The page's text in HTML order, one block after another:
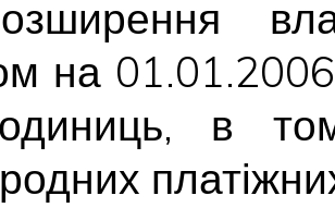
на
в